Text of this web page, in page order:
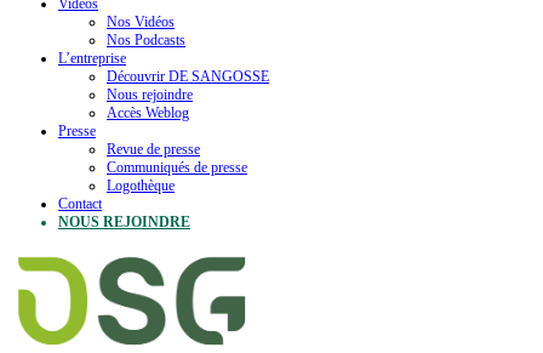
Vidéos
Nos Vidéos
Nos Podcasts
L’entreprise
Découvrir DE SANGOSSE
Nous rejoindre
Accès Weblog
Presse
Revue de presse
Communiqués de presse
Logothèque
Contact
NOUS REJOINDRE